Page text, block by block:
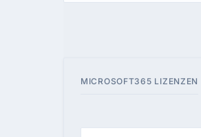
MICROSOFT365 LIZENZEN